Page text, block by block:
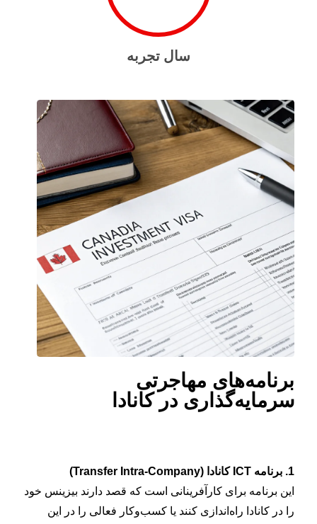
سال تجربه
برنامه‌های مهاجرتی
سرمایه‌گذاری در کانادا
1. برنامه ICT کانادا (Transfer Intra-Company)
این برنامه برای کارآفرینانی است که قصد دارند بیزینس خود
را در کانادا راه‌اندازی کنند یا کسب‌وکار فعالی را در این